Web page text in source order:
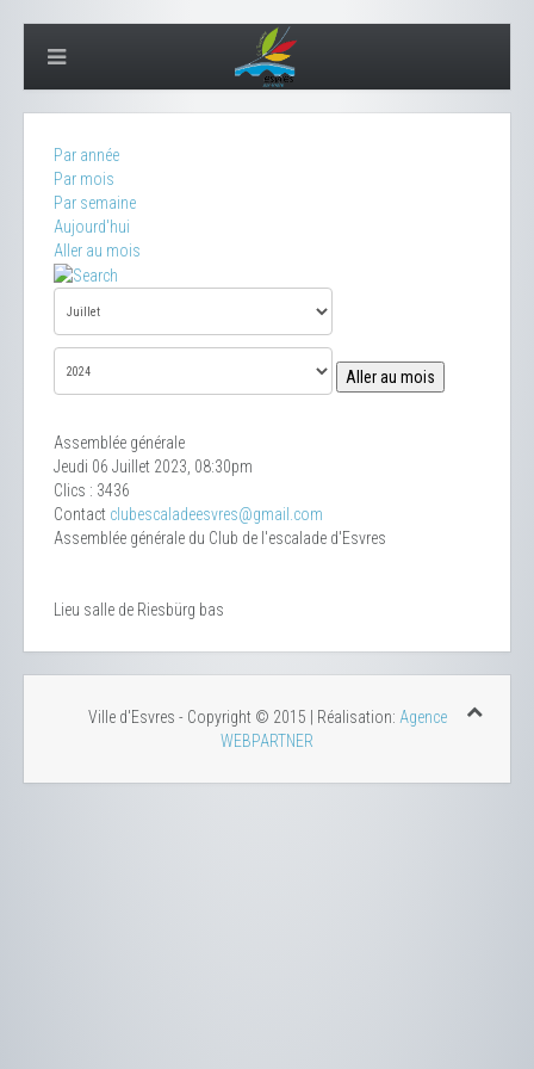
Par année
Par mois
Par semaine
Aujourd'hui
Aller au mois
Aller au mois
Assemblée générale
Jeudi 06 Juillet 2023, 08:30pm
Clics : 3436
Contact clubescaladeesvres@gmail.com
Assemblée générale du Club de l'escalade d'Esvres
Lieu salle de Riesbürg bas
Ville d'Esvres - Copyright © 2015 | Réalisation: Agence
WEBPARTNER